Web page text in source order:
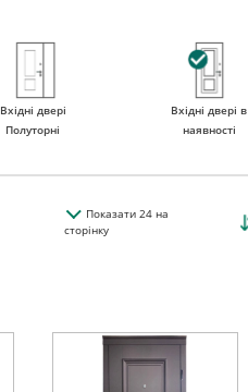
Вхідні двері
Полуторні
Вхідні двері в
наявності
Показати24на
сторінку